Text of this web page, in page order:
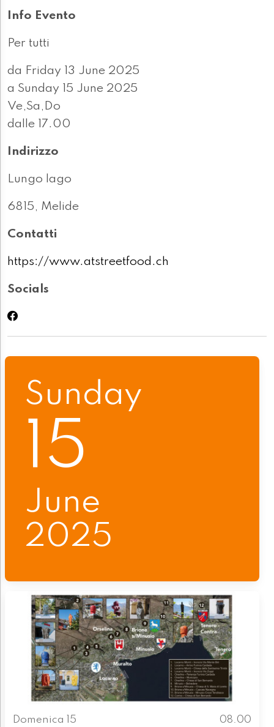
Info Evento
Per tutti
da Friday 13 June 2025
a Sunday 15 June 2025
Ve,Sa,Do
dalle 17.00
Indirizzo
Lungo lago
6815, Melide
Contatti
https://www.atstreetfood.ch
Socials
Sunday
15
June
2025
Domenica 15 08.00